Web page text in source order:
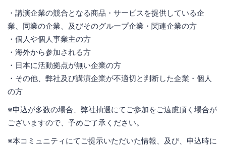
・講演企業の競合となる商品・サービスを提供している企
業、同業の企業、及びそのグループ企業・関連企業の方
・個人や個人事業主の方
・海外から参加される方
・日本に活動拠点が無い企業の方
・その他、弊社及び講演企業が不適切と判断した企業・個人
の方
※申込が多数の場合、弊社抽選にてご参加をご遠慮頂く場合が
ございますので、予めご了承ください。
※本コミュニティにてご提示いただいた情報、及び、申込時に